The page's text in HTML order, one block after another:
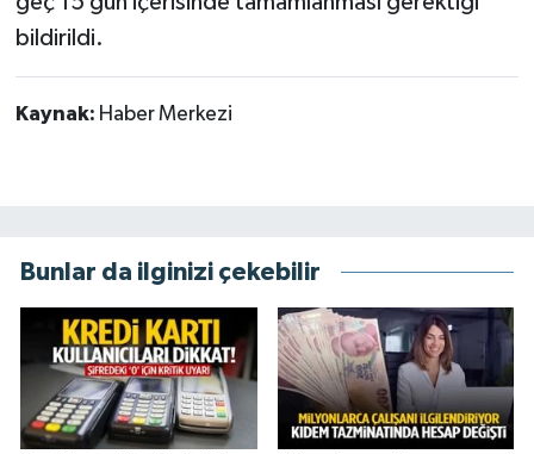
bildirildi.
Kaynak: Haber Merkezi
Bunlar da ilginizi çekebilir